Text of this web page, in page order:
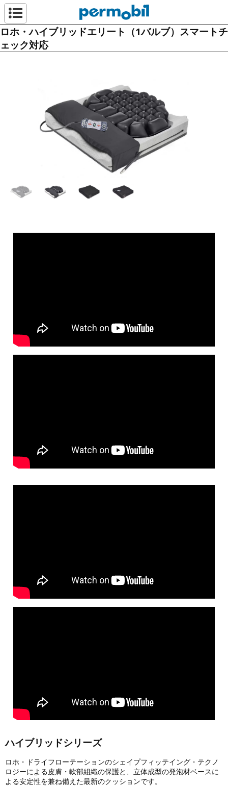
ロホ・ハイブリッドエリート（1バルブ）スマートチ
ェック対応
ハイブリッドシリーズ
ロホ・ドライフローテーションのシェイプフィッテイング・テクノ
ロジーによる皮膚・軟部組織の保護と、立体成型の発泡材ベースに
よる安定性を兼ね備えた最新のクッションです。